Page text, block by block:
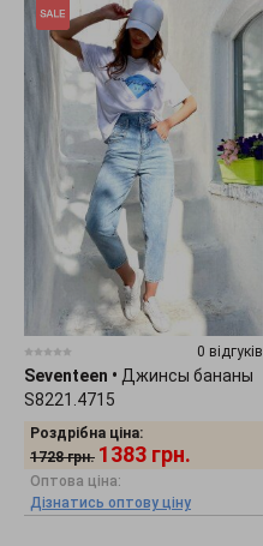
0 відгуків
Seventeen • Джинсы бананы
S8221.4715
Роздрібна ціна:
1728 грн. 1383 грн.
Оптова ціна:
Дізнатись оптову ціну